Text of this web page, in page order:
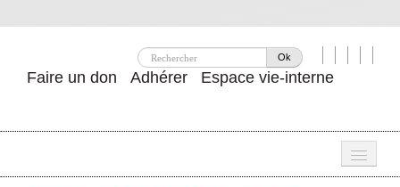
Ok
Faire un don Adhérer Espace vie-interne